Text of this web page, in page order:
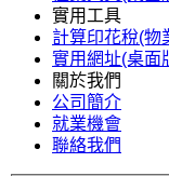
實用工具
計算印花稅(物
實用網址(桌面
關於我們
公司簡介
就業機會
聯絡我們